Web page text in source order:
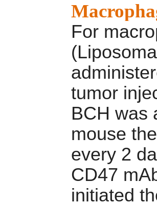
For
tumor
BCH was
mouse
every 2
CD47
initiated